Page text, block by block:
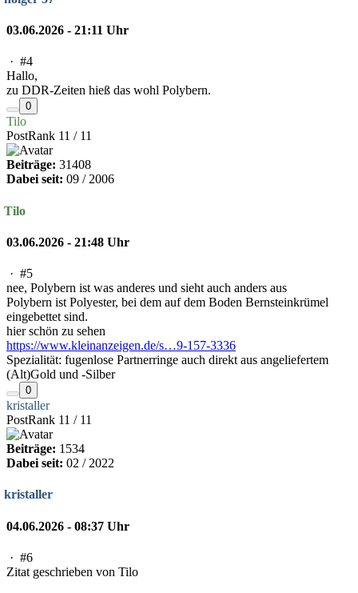
03.06.2026 - 21:11 Uhr
· #4
Hallo,
zu DDR-Zeiten hieß das wohl Polybern.
0
Tilo
PostRank 11 / 11
Beiträge: 31408
Dabei seit: 09 / 2006
Tilo
03.06.2026 - 21:48 Uhr
· #5
nee, Polybern ist was anderes und sieht auch anders aus
Polybern ist Polyester, bei dem auf dem Boden Bernsteinkrümel
eingebettet sind.
hier schön zu sehen
https://www.kleinanzeigen.de/s…9-157-3336
Spezialität: fugenlose Partnerringe auch direkt aus angeliefertem
(Alt)Gold und -Silber
0
kristaller
PostRank 11 / 11
Beiträge: 1534
Dabei seit: 02 / 2022
kristaller
04.06.2026 - 08:37 Uhr
· #6
Zitat geschrieben von Tilo